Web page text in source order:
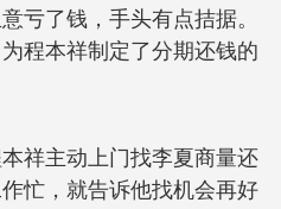
亏了钱，手头有点拮据。
程本祥制定了分期还钱的
祥主动上门找李夏商量还
忙，就告诉他找机会再好